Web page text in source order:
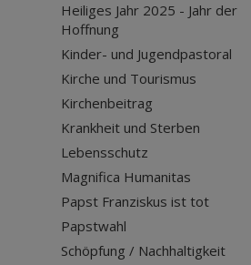
Heiliges Jahr 2025 - Jahr der
Hoffnung
Kinder- und Jugendpastoral
Kirche und Tourismus
Kirchenbeitrag
Krankheit und Sterben
Lebensschutz
Magnifica Humanitas
Papst Franziskus ist tot
Papstwahl
Schöpfung / Nachhaltigkeit